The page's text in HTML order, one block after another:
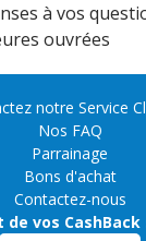
à vos
ouvrées
notre Service
Nos FAQ
Parrainage
Bons d'achat
Contactez-nous
de vos CashBack